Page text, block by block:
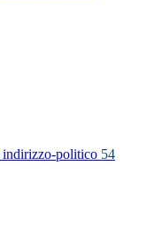
indirizzo-politico 54